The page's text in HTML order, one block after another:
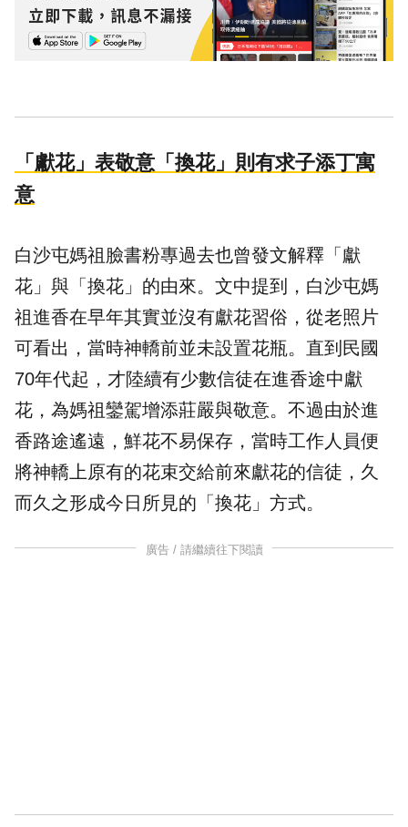
「獻花」表敬意「換花」則有求子添丁寓
意
白沙屯媽祖臉書粉專過去也曾發文解釋「獻
花」與「換花」的由來。文中提到，白沙屯媽
祖進香在早年其實並沒有獻花習俗，從老照片
可看出，當時神轎前並未設置花瓶。直到民國
70年代起，才陸續有少數信徒在進香途中獻
花，為媽祖鑾駕增添莊嚴與敬意。不過由於進
香路途遙遠，鮮花不易保存，當時工作人員便
將神轎上原有的花束交給前來獻花的信徒，久
而久之形成今日所見的「換花」方式。
廣告 / 請繼續往下閱讀